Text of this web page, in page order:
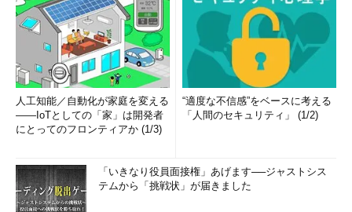
人工知能／自動化が家庭を変える
――IoTとしての「家」は開発者
にとってのフロンティアか (1/3)
“適度な不信感”をベースに考える
「人間のセキュリティ」 (1/2)
「いきなり役員面接権」あげます──ジャストシス
テムから「挑戦状」が届きました